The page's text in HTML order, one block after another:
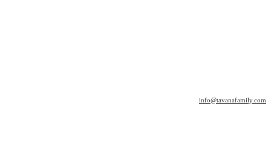
info@tavanafamily.com